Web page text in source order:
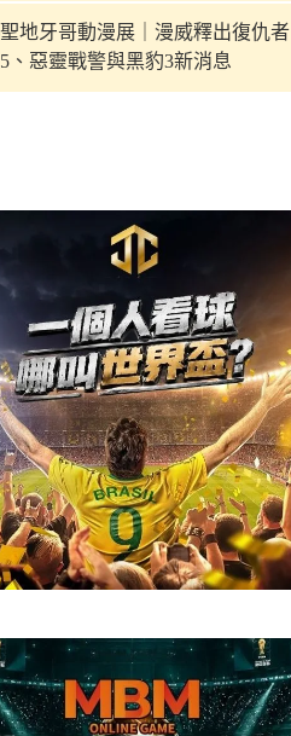
聖地牙哥動漫展｜漫威釋出復仇者
、惡靈戰警與黑豹3新消息